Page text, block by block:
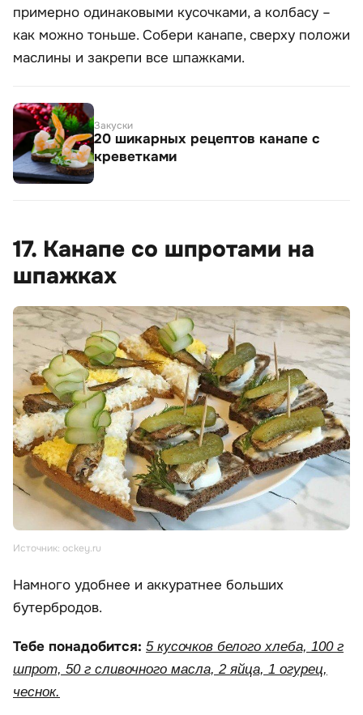
примерно одинаковыми кусочками, а колбасу –
как можно тоньше. Собери канапе, сверху положи
маслины и закрепи все шпажками.
Закуски
20 шикарных рецептов канапе с
креветками
17. Канапе со шпротами на
шпажках
Источник: ockey.ru
Намного удобнее и аккуратнее больших
бутербродов.
Тебе понадобится: 5 кусочков белого хлеба, 100 г
шпрот, 50 г сливочного масла, 2 яйца, 1 огурец,
чеснок.